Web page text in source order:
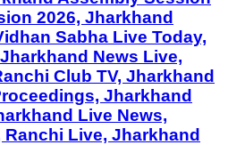
2026, Jharkhand
Sabha Live Today,
News Live,
Club TV, Jharkhand
Jharkhand
Live News,
Live, Jharkhand